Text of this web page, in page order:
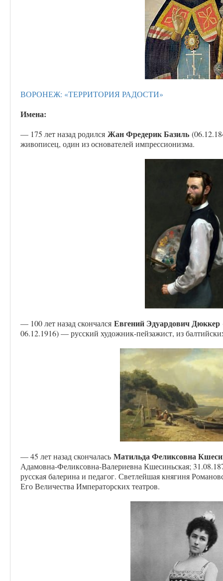
ВОРОНЕЖ: «ТЕРРИТОРИЯ РАДОСТИ»
Имена:
— 175 лет назад родился Жан Фредерик Базиль
живописец, один из основателей импрессионизма.
— 100 лет назад скончался Евгений Эдуардович Дюккер
06.12.1916) — русский художник-пейзажист, из
— 45 лет назад скончалась Матильда Феликсовна
Адамовна-Феликсовна-Валериевна Кшесиньская;
русская балерина и педагог. Светлейшая княгиня
Его Величества Императорских театров.